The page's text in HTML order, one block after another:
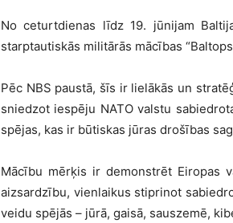
No ceturtdienas līdz 19. jūnijam
starptautiskās militārās mācības “Baltops
Pēc NBS paustā, šīs ir lielākās un
sniedzot iespēju NATO valstu
spējas, kas ir būtiskas jūras drošības
Mācību mērķis ir demonstrēt Eiropas
aizsardzību, vienlaikus stiprinot
veidu spējās – jūrā, gaisā, sauszemē,